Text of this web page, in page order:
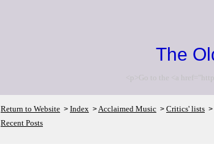
The
<p>Go to the <a
Return to Website > Index >Acclaimed Music > Critics' lists >
Recent Posts